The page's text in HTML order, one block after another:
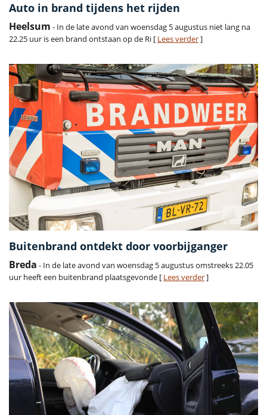
Auto in brand tijdens het rijden
Heelsum - In de late avond van woensdag 5 augustus niet lang na
22.25 uur is een brand ontstaan op de Ri [ Lees verder]
Buitenbrand ontdekt door voorbijganger
Breda - In de late avond van woensdag 5 augustus omstreeks 22.05
uur heeft een buitenbrand plaatsgevonde [ Lees verder]